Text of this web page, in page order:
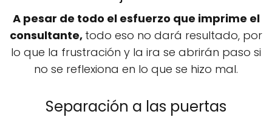
A pesar de todo el esfuerzo que imprime el
consultante, todo eso no dará resultado, por
lo que la frustración y la ira se abrirán paso si
no se reflexiona en lo que se hizo mal.
Separación a las puertas